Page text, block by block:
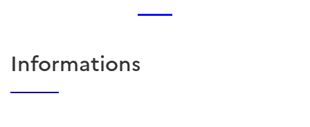
Informations